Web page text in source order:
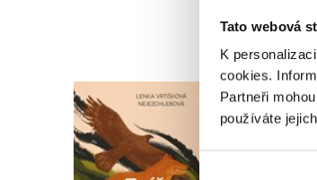
Tato webová
K
cookies.
Partneři
používáte
Zvířata v éře lidí
Lenka Vrtišková
Nejezchlebová